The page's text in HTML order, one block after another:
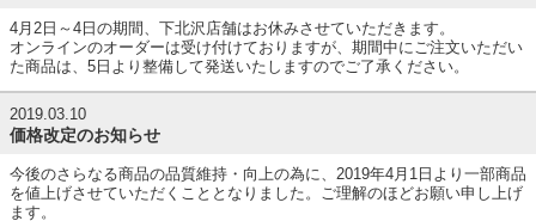
4月2日～4日の期間、下北沢店舗はお休みさせていただきます。
オンラインのオーダーは受け付けておりますが、期間中にご注文いただい
た商品は、5日より整備して発送いたしますのでご了承ください。
2019.03.10
価格改定のお知らせ
今後のさらなる商品の品質維持・向上の為に、2019年4月1日より一部商品
を値上げさせていただくこととなりました。ご理解のほどお願い申し上げ
ます。